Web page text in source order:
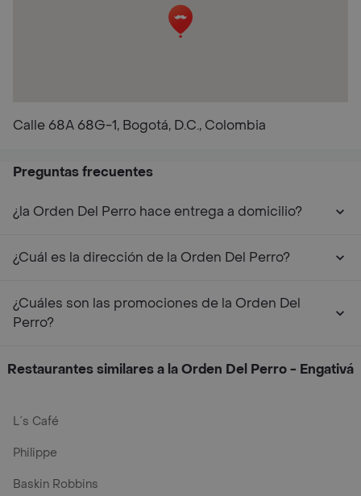
Calle 68A 68G-1, Bogotá, D.C., Colombia
Preguntas frecuentes
¿la Orden Del Perro hace entrega a domicilio?
¿Cuál es la dirección de la Orden Del Perro?
¿Cuáles son las promociones de la Orden Del
Perro?
Restaurantes similares a la Orden Del Perro - Engativá
L´s Café
Philippe
Baskin Robbins